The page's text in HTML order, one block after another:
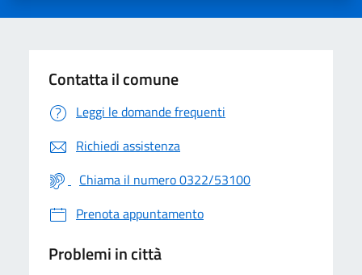
Contatta il comune
Leggi le domande frequenti
Richiedi assistenza
Chiama il numero 0322/53100
Prenota appuntamento
Problemi in città